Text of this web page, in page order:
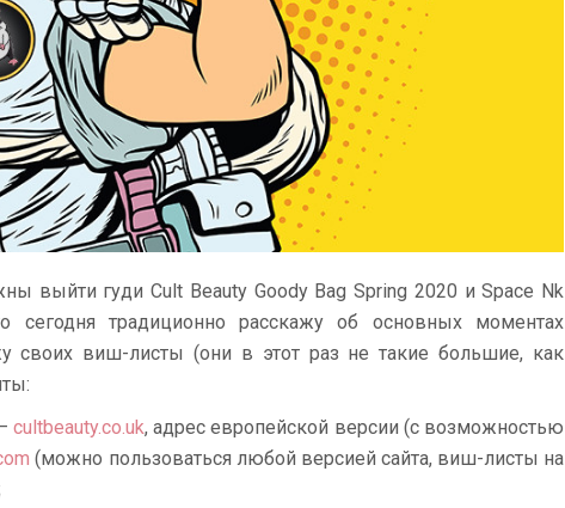
выйти гуди Cult Beauty Goody Bag Spring 2020 и Space Nk
сегодня традиционно расскажу об основных моментах
своих виш-листы (они в этот раз не такие большие, как
cultbeauty.co.uk, адрес европейской версии (с возможностью
(можно пользоваться любой версией сайта, виш-листы на